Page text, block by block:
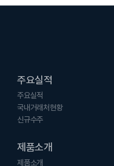
주요실적
주요실적
국내거래처현황
신규수주
제품소개
제품소개